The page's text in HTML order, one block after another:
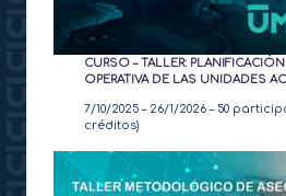
CURSO – TALLER:
OPERATIVA DE LAS UNIDADES
7/10/2025 – 26/1/2026 – 50
créditos)